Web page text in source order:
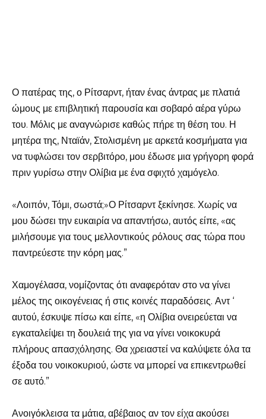
Ο πατέρας της, ο Ρίτσαρντ, ήταν ένας άντρας με πλατιά
ώμους με επιβλητική παρουσία και σοβαρό αέρα γύρω
του. Μόλις με αναγνώρισε καθώς πήρε τη θέση του. Η
μητέρα της, Νταϊάν, Στολισμένη με αρκετά κοσμήματα για
να τυφλώσει τον σερβιτόρο, μου έδωσε μια γρήγορη φορά
πριν γυρίσω στην Ολίβια με ένα σφιχτό χαμόγελο.
«Λοιπόν, Τόμι, σωστά;»Ο Ρίτσαρντ ξεκίνησε. Χωρίς να
μου δώσει την ευκαιρία να απαντήσω, αυτός είπε, «ας
μιλήσουμε για τους μελλοντικούς ρόλους σας τώρα που
παντρεύεστε την κόρη μας.”
Χαμογέλασα, νομίζοντας ότι αναφερόταν στο να γίνει
μέλος της οικογένειας ή στις κοινές παραδόσεις. Αντ ‘
αυτού, έσκυψε πίσω και είπε, «η Ολίβια ονειρεύεται να
εγκαταλείψει τη δουλειά της για να γίνει νοικοκυρά
πλήρους απασχόλησης. Θα χρειαστεί να καλύψετε όλα τα
έξοδα του νοικοκυριού, ώστε να μπορεί να επικεντρωθεί
σε αυτό.”
Ανοιγόκλεισα τα μάτια, αβέβαιος αν τον είχα ακούσει